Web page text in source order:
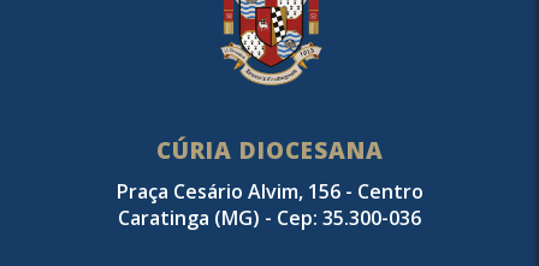
CÚRIA DIOCESANA
Praça Cesário Alvim, 156 - Centro
Caratinga (MG) - Cep: 35.300-036